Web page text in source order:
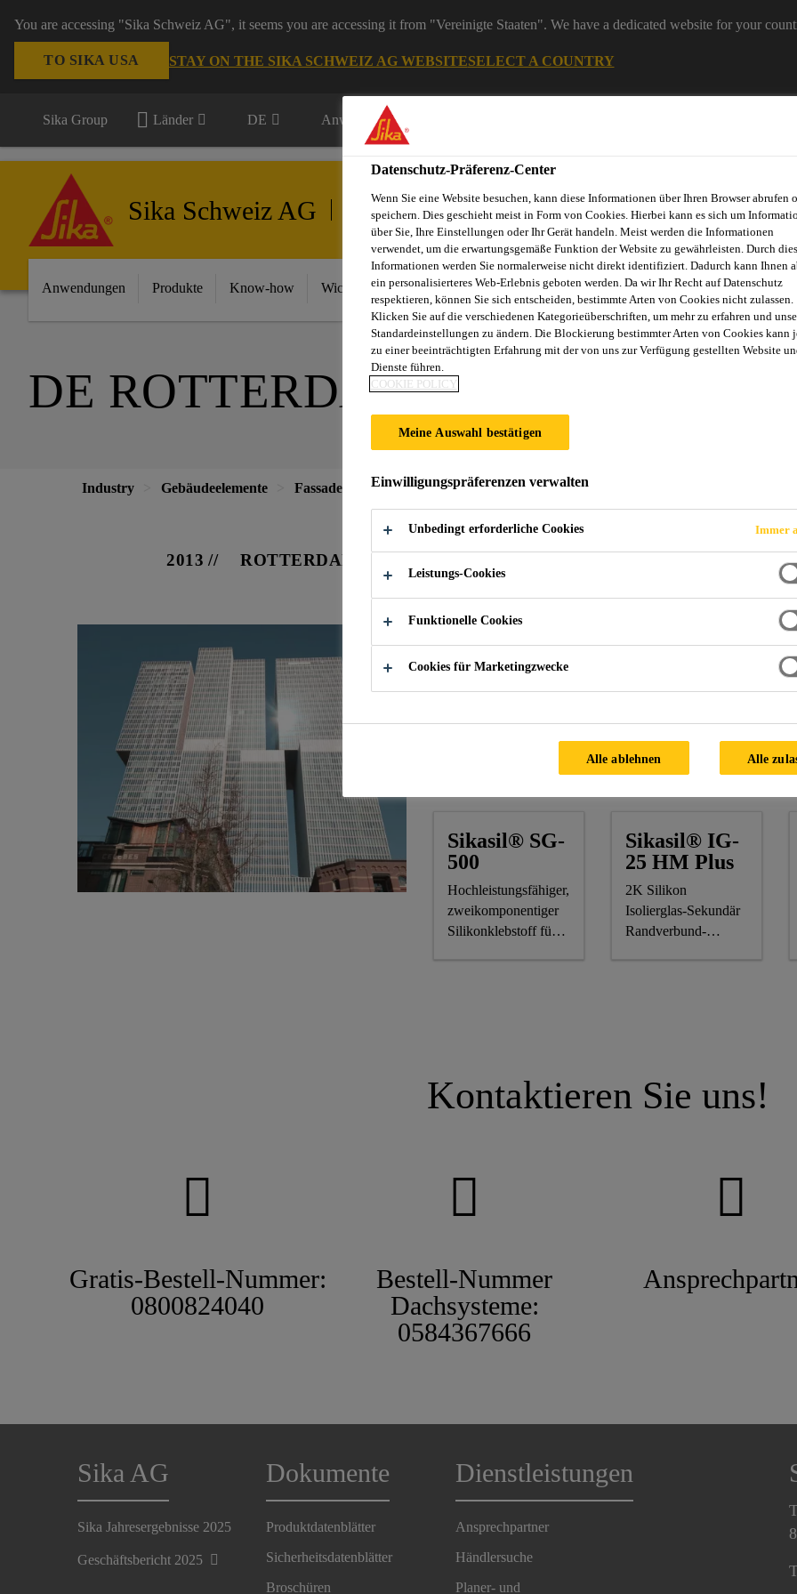
You are accessing "Sika Schweiz AG", it seems you are accessing it from "Vereinigte Staaten". We have a dedicated website for your
TO SIKA USA STAY ON THE SIKA SCHWEIZ AG WEBSITESELECT A COUNTRY
Sika Group Länder DE Anwendungsbereiche
Sika Schweiz AG Gebäudeelemente
Anwendungen Produkte Know-how Wichtigste Innovationen Fugenkalkulator Referenzobjekte Service
DE ROTTERDAM
Industry Gebäudeelemente Fassaden De Rotterdam
2013 ROTTERDAM, NETHERLANDS
Facade Supplier:Scheldebouw B.V.
Office for Metropolitan Architecture
Sikasil® SG-
500
Hochleistungsfähiger,
zweikomponentiger
Silikonklebstoff für
Sikasil® IG-
25 HM Plus
2K Silikon
Isolierglas-Sekundär
Randverbund-
Kontaktieren Sie uns!
Gratis-Bestell-Nummer:
0800824040
Bestell-Nummer
Dachsysteme:
0584367666
Sika AG
Sika Jahresergebnisse 2025
Geschäftsbericht 2025
Dokumente
Produktdatenblätter
Sicherheitsdatenblätter
Broschüren
Dienstleistungen
Ansprechpartner
Händlersuche
Planer- und
Datenschutz-Präferenz-Center
Wenn Sie eine Website besuchen, kann diese Informationen über Ihren Browser abrufen
speichern. Dies geschieht meist in Form von Cookies. Hierbei kann es sich um
über Sie, Ihre Einstellungen oder Ihr Gerät handeln. Meist werden die Informationen
verwendet, um die erwartungsgemäße Funktion der Website zu gewährleisten. Durch
Informationen werden Sie normalerweise nicht direkt identifiziert. Dadurch kann Ihnen
ein personalisierteres Web-Erlebnis geboten werden. Da wir Ihr Recht auf Datenschutz
respektieren, können Sie sich entscheiden, bestimmte Arten von Cookies nicht zulassen.
Klicken Sie auf die verschiedenen Kategorieüberschriften, um mehr zu erfahren und
Standardeinstellungen zu ändern. Die Blockierung bestimmter Arten von Cookies kann
zu einer beeinträchtigten Erfahrung mit der von uns zur Verfügung gestellten Website
Dienste führen.
COOKIE POLICY
Meine Auswahl bestätigen
Einwilligungspräferenzen verwalten
Unbedingt erforderliche Cookies Immer
Leistungs-Cookies
Funktionelle Cookies
Cookies für Marketingzwecke
Alle ablehnen Alle